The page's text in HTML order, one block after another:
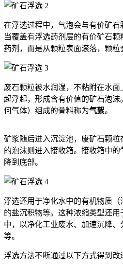
在浮选过程中，气泡会与有价矿石
当覆盖有浮选药剂层的有价矿石
药剂，而是从颗粒表面滚落，颗粒
废石颗粒被水润湿，不粘附在水
起浮起，形成含有价值的矿石泡
何气体）组成的骨料称为气絮。
矿浆随后进入沉淀池，废矿石颗
的泡沫则进入接收箱。接收箱中
降到底部。
浮选还用于净化水中的有机物质
的盐沉积物等。这种浓缩类型还
中，以净化工业废水、加速沉降
等。
浮选方法不断通过以下方式得到改